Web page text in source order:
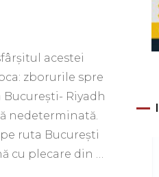
acestei
zborurile spre
București- Riyadh
nedeterminată.
ruta București
cu plecare din …